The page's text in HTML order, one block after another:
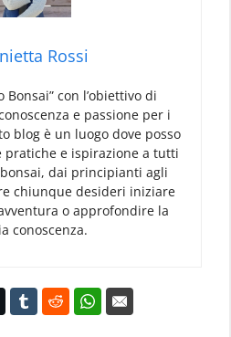
Rossi
Bonsai” con l’obiettivo di
e passione per i
blog è un luogo dove posso
e ispirazione a tutti
dai principianti agli
chiunque desideri iniziare
o approfondire la
conoscenza.